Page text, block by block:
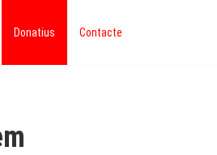
Donatius Contacte